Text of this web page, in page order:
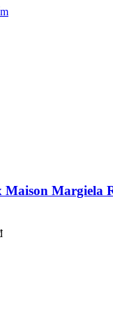
Maison Margiela